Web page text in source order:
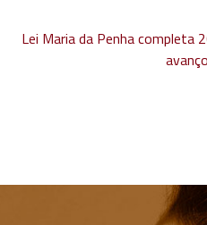
Lei Maria da Penha completa